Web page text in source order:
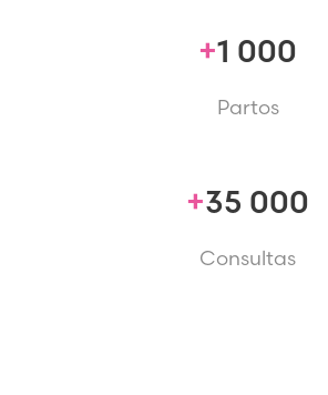
1 000
Partos
35 000
Consultas